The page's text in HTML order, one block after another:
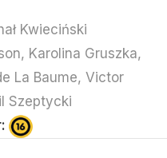
Kwieciński
Karolina Gruszka,
La Baume, Victor
Szeptycki